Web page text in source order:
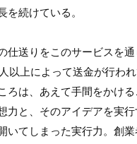
を続けている。
仕送りをこのサービスを
以上によって送金が行わ
ろは、あえて手間をかけ
力と、そのアイデアを実
いてしまった実行力。創